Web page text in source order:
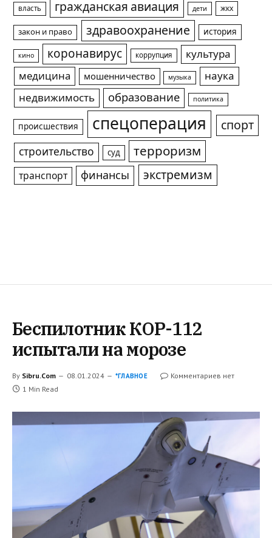
власть гражданская авиация дети жкх
закон и право здравоохранение история
кино коронавирус коррупция
культура
медицина
мошенничество музыка
наука
недвижимость
образование политика
происшествия спецоперация спорт
строительство суд терроризм
транспорт финансы экстремизм
Беспилотник КОР-112
испытали на морозе
By Sibru.Com 08.01.2024 *ГЛАВНОЕ
Комментариев нет
1 Min Read